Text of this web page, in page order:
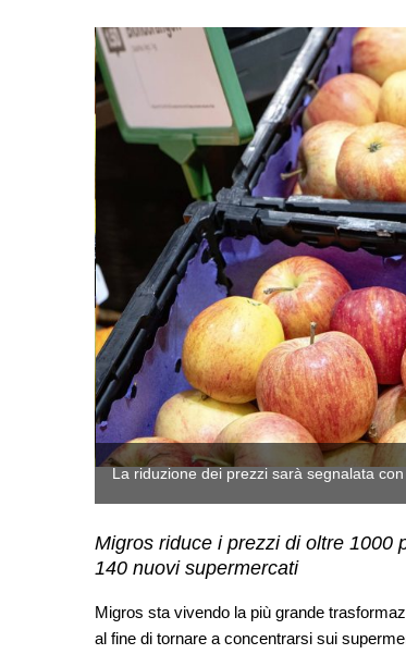
La riduzione dei prezzi sarà segnalata
Migros riduce i prezzi di oltre 1000
140 nuovi supermercati
Migros sta vivendo la più grande
al fine di tornare a concentrarsi sui